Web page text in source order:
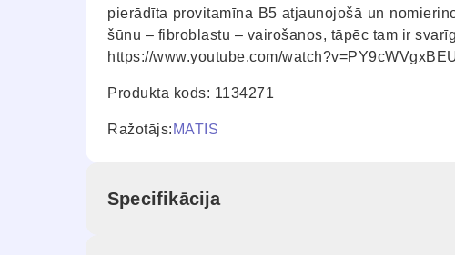
pierādīta provitamīna B5 atjaunojošā un
šūnu – fibroblastu – vairošanos, tāpēc tam ir
https://www.youtube.com/
Produkta kods: 1134271
Ražotājs: MATIS
Specifikācija